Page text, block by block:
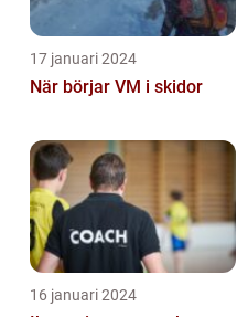
17 januari 2024
När börjar VM i skidor
16 januari 2024